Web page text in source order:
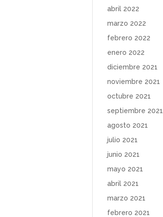
abril 2022
marzo 2022
febrero 2022
enero 2022
diciembre 2021
noviembre 2021
octubre 2021
septiembre 2021
agosto 2021
julio 2021
junio 2021
mayo 2021
abril 2021
marzo 2021
febrero 2021